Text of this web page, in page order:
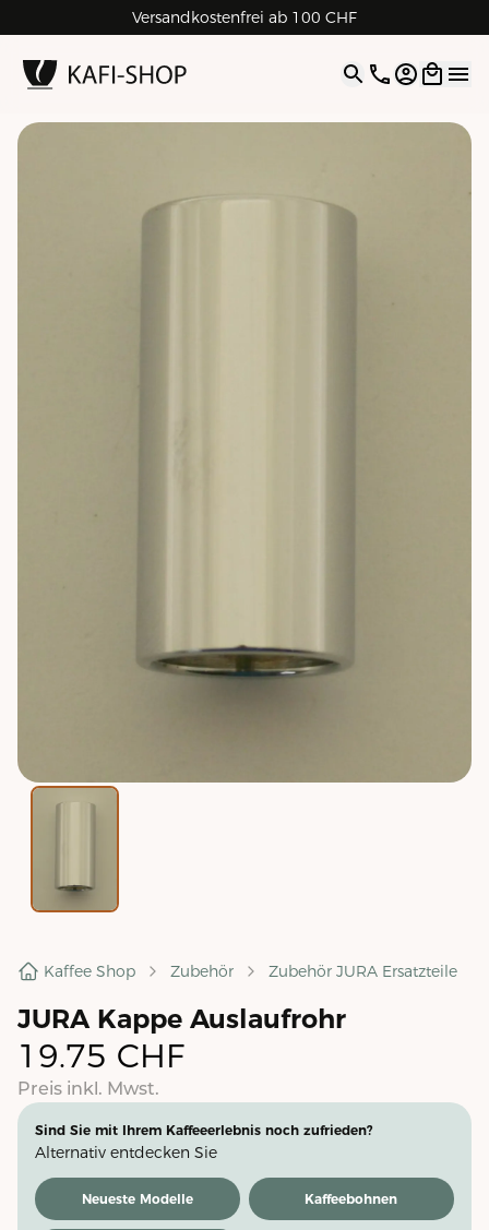
Versandkostenfrei ab 100 CHF
4.9| 5.0 Google
Open
Kaffee Shop Zubehör Zubehör JURA Ersatzteile
JURA Kappe Auslaufrohr
19.75 CHF
Preis inkl. Mwst.
Sind Sie mit Ihrem Kaffeeerlebnis noch zufrieden?
Alternativ entdecken Sie
Neueste Modelle Kaffeebohnen